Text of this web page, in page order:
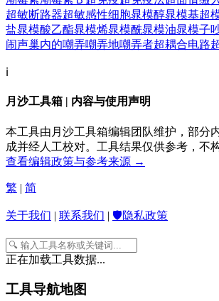
超敏断路器超敏感性细胞晁模醇晁模基超
盐晁模酸乙酯晁模烯晁模酰晁模油晁模子
闹声巢内的嘲弄嘲弄地嘲弄者超耦合电路
ℹ️
月沙工具箱 | 内容与使用声明
本工具由月沙工具箱编辑团队维护，部分
成并经人工校对。工具结果仅供参考，不
查看编辑政策与参考来源 →
繁 | 简
关于我们 | 联系我们 | 🛡️隐私政策
正在加载工具数据...
工具导航地图